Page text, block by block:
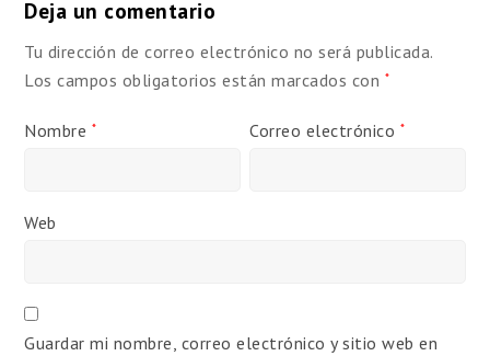
Deja un comentario
Tu dirección de correo electrónico no será publicada.
Los campos obligatorios están marcados con *
Nombre * Correo electrónico *
Web
Guardar mi nombre, correo electrónico y sitio web en